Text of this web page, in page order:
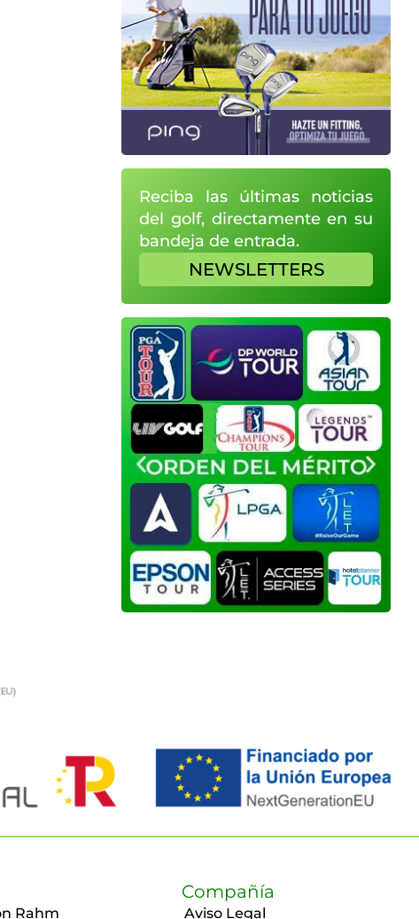
Reciba las últimas noticias
del golf, directamente en su
bandeja de entrada.
NEWSLETTERS
Rahm
Compañía
Aviso Legal